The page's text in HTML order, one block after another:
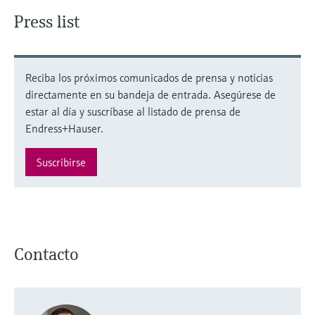
Press list
Reciba los próximos comunicados de prensa y noticias
directamente en su bandeja de entrada. Asegúrese de
estar al día y suscríbase al listado de prensa de
Endress+Hauser.
Suscribirse
Contacto